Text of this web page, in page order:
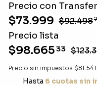
Precio con
$73.999 $92.498
Precio lista
$98.665 33
Precio sin impuestos $81.541
Hasta 6 cuotas sin